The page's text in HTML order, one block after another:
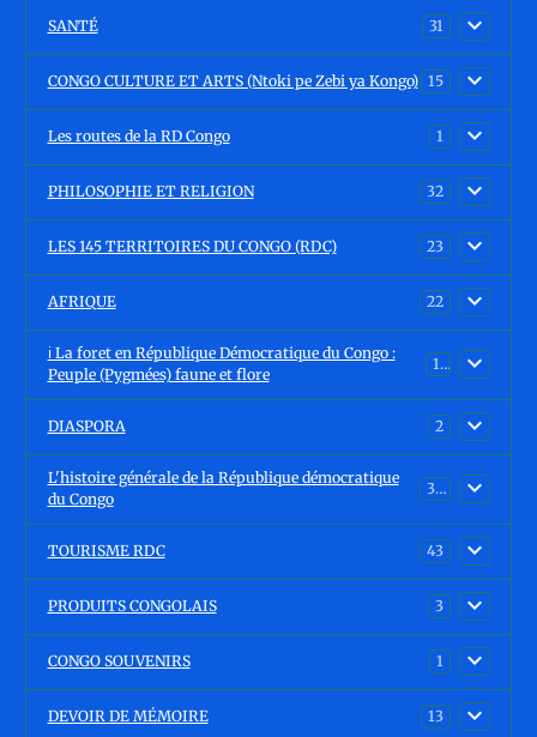
SANTÉ 31
CONGO CULTURE ET ARTS (Ntoki pe Zebi ya Kongo) 15
Les routes de la RD Congo 1
PHILOSOPHIE ET RELIGION 32
LES 145 TERRITOIRES DU CONGO (RDC) 23
AFRIQUE 22
ℹ️ La foret en République Démocratique du Congo :
Peuple (Pygmées) faune et flore
15
DIASPORA 2
L'histoire générale de la République démocratique
du Congo
30
TOURISME RDC 43
PRODUITS CONGOLAIS 3
CONGO SOUVENIRS 1
DEVOIR DE MÉMOIRE 13